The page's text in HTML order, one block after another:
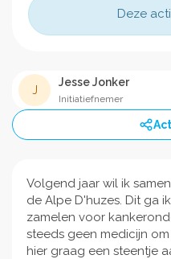
Deze
J
Jesse Jonker
Initiatiefnemer
Volgend jaar wil ik
de Alpe D'huzes. Dit ga
zamelen voor
steeds geen medicijn
hier graag een steentje